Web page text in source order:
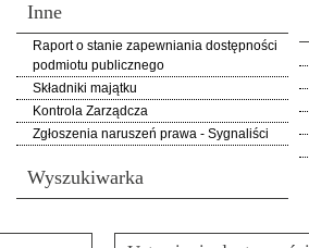
Inne
Raport o stanie zapewniania dostępności
podmiotu publicznego
Składniki majątku
Kontrola Zarządcza
Zgłoszenia naruszeń prawa - Sygnaliści
Wyszukiwarka